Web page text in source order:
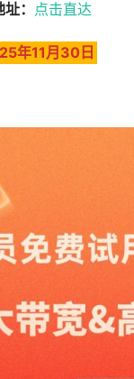
： 点击直达
年11月30日